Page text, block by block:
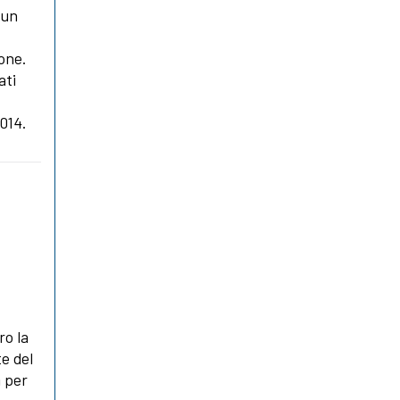
la
del
per